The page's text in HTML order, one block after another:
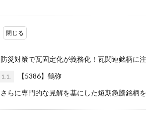
防災対策で瓦固定化が義務化！瓦関連銘柄に注
1.1. 【5386】鶴弥
さらに専門的な見解を基にした短期急騰銘柄